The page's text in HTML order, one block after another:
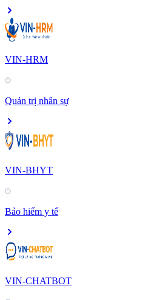
VIN-HRM
Quản trị nhân sự
VIN-BHYT
Bảo hiểm y tế
VIN-CHATBOT